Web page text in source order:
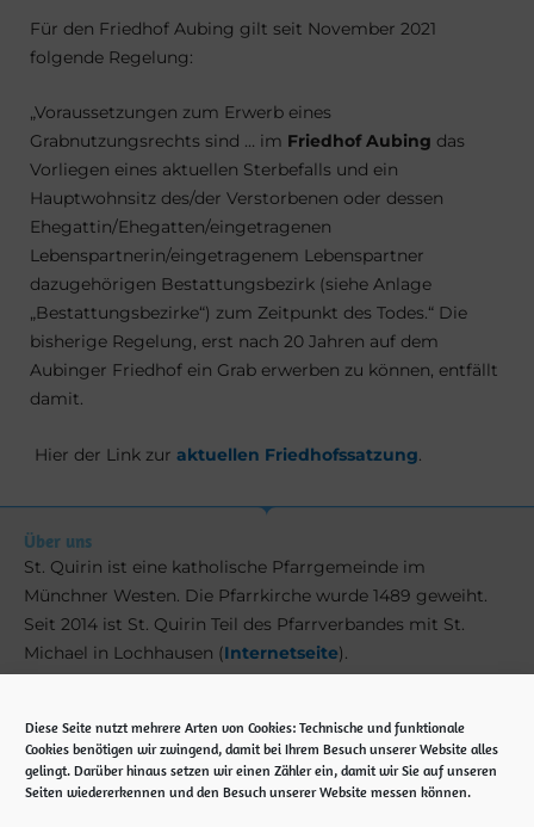
Diese Seite nutzt mehrere Arten von Cookies: Technische und funktionale
Cookies benötigen wir zwingend, damit bei Ihrem Besuch unserer Website alles
gelingt. Darüber hinaus setzen wir einen Zähler ein, damit wir Sie auf unseren
Seiten wiedererkennen und den Besuch unserer Website messen können.
Für den Friedhof Aubing gilt seit November 2021
folgende Regelung:
„Voraussetzungen zum Erwerb eines
Grabnutzungsrechts sind … im Friedhof Aubing das
Vorliegen eines aktuellen Sterbefalls und ein
Hauptwohnsitz des/der Verstorbenen oder dessen
Ehegattin/Ehegatten/eingetragenen
Lebenspartnerin/eingetragenem Lebenspartner
dazugehörigen Bestattungsbezirk (siehe Anlage
„Bestattungsbezirke“) zum Zeitpunkt des Todes.“ Die
bisherige Regelung, erst nach 20 Jahren auf dem
Aubinger Friedhof ein Grab erwerben zu können, entfällt
damit.
Hier der Link zur aktuellen Friedhofssatzung.
Über uns
St. Quirin ist eine katholische Pfarrgemeinde im
Münchner Westen. Die Pfarrkirche wurde 1489 geweiht.
Seit 2014 ist St. Quirin Teil des Pfarrverbandes mit St.
Michael in Lochhausen (Internetseite).
Kontakt
Pfarramt St. Quirin
Ubostraße 5